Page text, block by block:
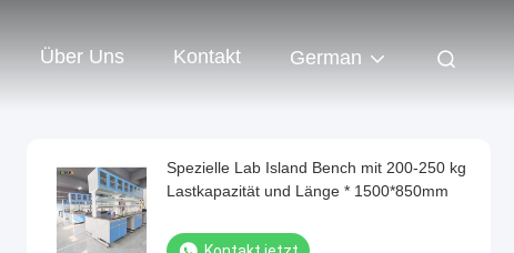
Über Uns Kontakt German
Spezielle Lab Island Bench mit 200-250 kg
Lastkapazität und Länge * 1500*850mm